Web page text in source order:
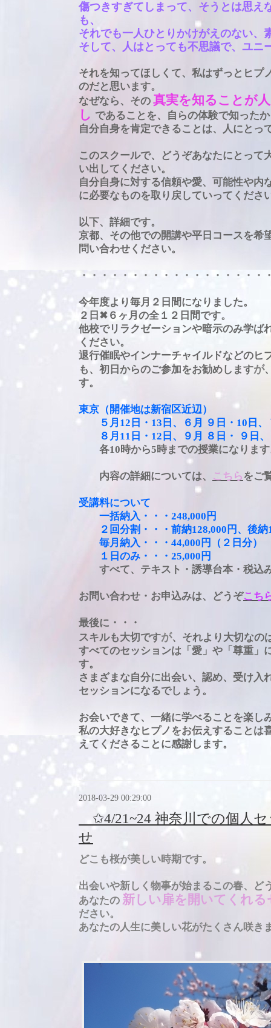
傷つきすぎてしまって、そうとは思え
も、
それでも一人ひとりかけがえのない、
そして、人はとっても不思議で、ユニ
それを知ってほしくて、私はずっとヒプ
のだと思います。
なぜなら、その 真実を知ることが
し であることを、自らの体験で知った
自分自身を肯定できることは、人にとっ
このスクールで、どうぞあなたにとって
い出してください。
自分自身に対する信頼や愛、可能性や内
に必要なものを取り戻していってくださ
以下、詳細です。
京都、その他での開講や平日コースを希
問い合わせください。
・・・・・・・・・・・・・・・・・・
今年度より毎月２日間になりました。
２日✖６ヶ月の全１２日間です。
他校でリラクゼーションや暗示のみ学ば
ください。
退行催眠やインナーチャイルドなどのヒ
も、初日からのご参加をお勧めしますが
す。
東京（開催地は新宿区近辺）
５月12日・13日、６月 ９日・10日、
８月11日・12日、９月 ８日・ ９日
各10時から5時までの授業になります
内容の詳細については、 こちら をご
受講料について
一括納入・・・248,000円
２回分割・・・前納128,000円、後納
毎月納入・・・44,000円（２日分）
１日のみ・・・25,000円
すべて、テキスト・誘導台本・税込
お問い合わせ・お申込みは、どうぞこち
最後に・・・
スキルも大切ですが、それより大切なの
すべてのセッションは「愛」や「尊重」
す。
さまざまな自分に出会い、認め、受け入
セッションになるでしょう。
お会いできて、一緒に学べることを楽し
私の大好きなヒプノをお伝えすることは
えてくださることに感謝します。
2018-03-29 00:29:00
✩4/21~24 神奈川での個人
せ
どこも桜が美しい時期です。
出会いや新しく物事が始まるこの春、ど
あなたの 新しい扉を開いてくれ
ださい。
あなたの人生に美しい花がたくさん咲き